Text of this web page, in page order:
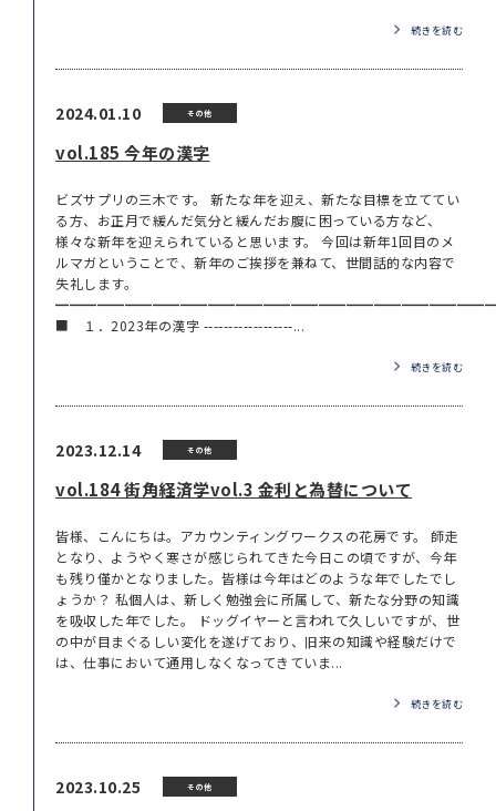
続きを読む
2024.01.10 その他
vol.185 今年の漢字
ビズサプリの三木です。 新たな年を迎え、新たな目標を立ててい
る方、お正月で緩んだ気分と緩んだお腹に困っている方など、
様々な新年を迎えられていると思います。 今回は新年1回目のメ
ルマガということで、新年のご挨拶を兼ねて、世間話的な内容で
失礼します。
■ １．2023年の漢字 ------------------...
続きを読む
2023.12.14 その他
vol.184 街角経済学vol.3 金利と為替について
皆様、こんにちは。アカウンティングワークスの花房です。 師走
となり、ようやく寒さが感じられてきた今日この頃ですが、今年
も残り僅かとなりました。皆様は今年はどのような年でしたでし
ょうか？ 私個人は、新しく勉強会に所属して、新たな分野の知識
を吸収した年でした。 ドッグイヤーと言われて久しいですが、世
の中が目まぐるしい変化を遂げており、旧来の知識や経験だけで
は、仕事において通用しなくなってきていま...
続きを読む
2023.10.25 その他